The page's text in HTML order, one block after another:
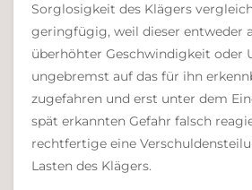
Sorglosigkeit des Klägers
geringfügig, weil dieser entweder
überhöhter Geschwindigkeit oder
ungebremst auf das für ihn
zugefahren und erst unter dem
spät erkannten Gefahr falsch
rechtfertige eine
Lasten des Klägers.